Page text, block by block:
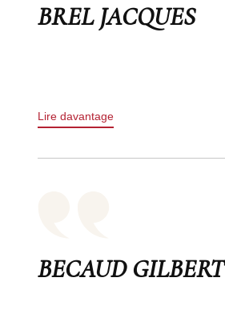
BREL JACQUES
Lire davantage
BECAUD GILBERT